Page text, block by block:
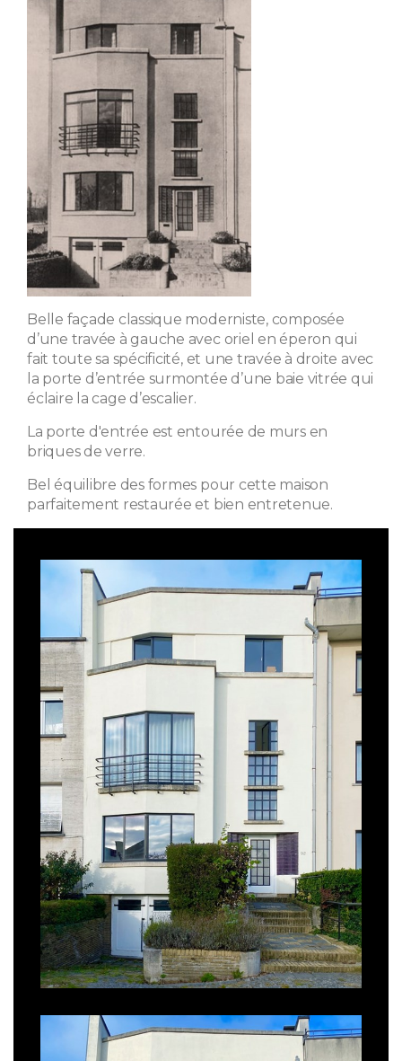
Belle façade classique moderniste, composée
d’une travée à gauche avec oriel en éperon qui
fait toute sa spécificité, et une travée à droite avec
la porte d’entrée surmontée d’une baie vitrée qui
éclaire la cage d’escalier.
La porte d'entrée est entourée de murs en
briques de verre.
Bel équilibre des formes pour cette maison
parfaitement restaurée et bien entretenue.